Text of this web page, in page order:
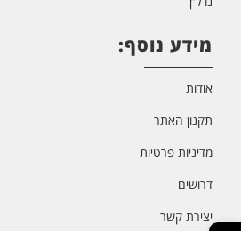
מידע נוסף:
אודות
תקנון האתר
מדיניות פרטיות
דרושים
יצירת קשר